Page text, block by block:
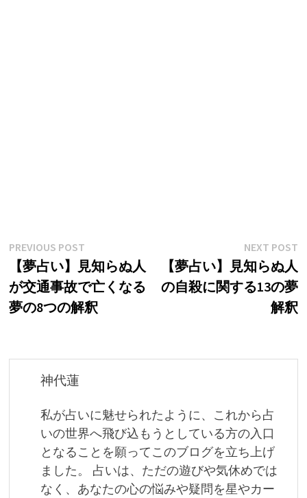
投
稿
ナ
ゲ
PREVIOUS POSTPrevious
post:
【夢占い】見知らぬ人
が交通事故で亡くなる
夢の8つの解釈
NEXT POST
【夢占い】見知らぬ人
の自殺に関する13の夢
解釈
神代蓮
私が占いに魅せられたように、これから占
いの世界へ飛び込もうとしている方の入口
となることを願ってこのブログを立ち上げ
ました。 占いは、ただの遊びや気休めでは
なく、あなたの心の悩みや疑問を星やカー